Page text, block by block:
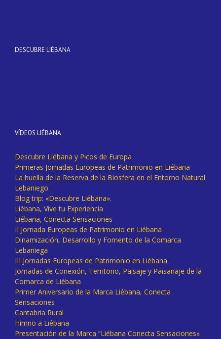
DESCUBRE LIÉBANA
VÍDEOS LIÉBANA
Descubre Liébana y Picos de Europa
Primeras Jornadas Europeas de Patrimonio en Liébana
La huella de la Reserva de la Biosfera en el Entorno Natural
Lebaniego
Blog trip: «Descubre Liébana».
Liébana, Vive tu Experiencia
Liébana, Conecta Sensaciones
II Jornada Europeas de Patrimonio en Liébana
Dinamización, Desarrollo y Fomento de la Comarca
Lebaniega
III Jornadas Europeas de Patrimonio en Liébana
Jornadas de Conexión, Territorio, Paisaje y Paisanaje de la
Comarca de Liébana
Primer Aniversario de la Marca Liébana, Conecta
Sensaciones
Cantabria Rural
Himno a Liébana
Presentación de la Marca “Liébana Conecta Sensaciones»